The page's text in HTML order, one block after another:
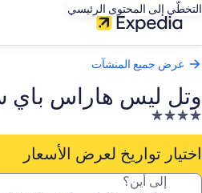
التخطّي إلى المحتوى الرئيسي
عرض جميع المنشآت
ٔوتل ليس هاراس باي
منشأة
فندقية
مصنفة
4.0
اختيار تواريخ لعرض الأسعار
إلى أين؟